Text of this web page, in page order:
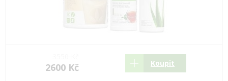
2600 Kč Koupit